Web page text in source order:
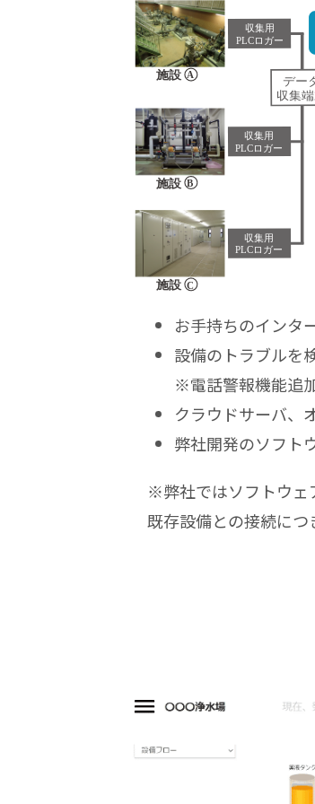
お手持ちのインタ
設備のトラブルを
※電話警報機能追
クラウドサーバ、
弊社開発のソフト
※弊社ではソフトウェ
既存設備との接続につ